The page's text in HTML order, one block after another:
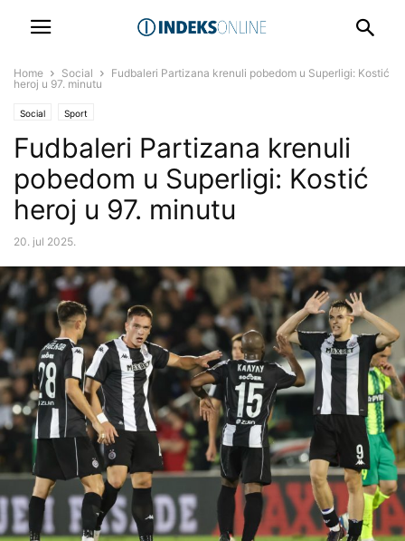
Home Social
Fudbaleri Partizana krenuli pobedom u Superligi: Kostić
heroj u 97. minutu
Social Sport
Fudbaleri Partizana krenuli
pobedom u Superligi: Kostić
heroj u 97. minutu
20. jul 2025.